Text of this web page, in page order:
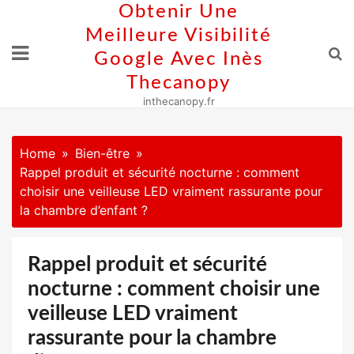
content
Obtenir Une
Meilleure Visibilité
Google Avec Inès
Thecanopy
inthecanopy.fr
Home
Bien-être
Rappel produit et sécurité nocturne : comment
choisir une veilleuse LED vraiment rassurante pour
la chambre d’enfant ?
Rappel produit et sécurité
nocturne : comment choisir une
veilleuse LED vraiment
rassurante pour la chambre